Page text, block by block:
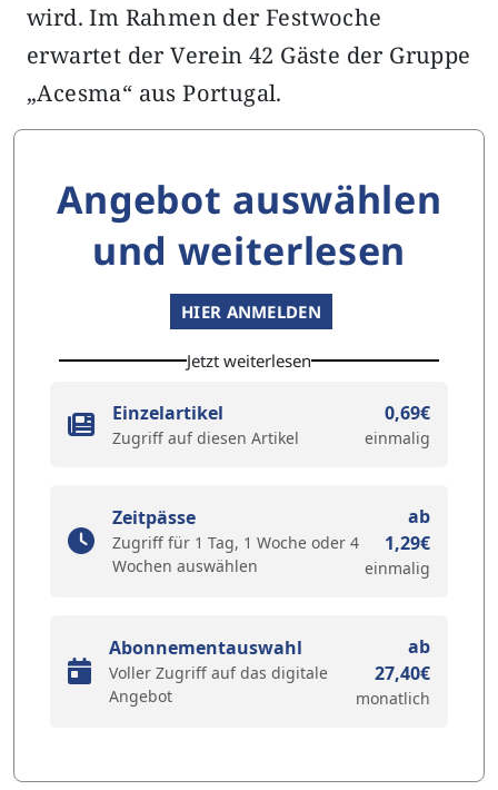
wird. Im Rahmen der Festwoche
erwartet der Verein 42 Gäste der Gruppe
„Acesma“ aus Portugal.
Angebot auswählen
und weiterlesen
HIER ANMELDEN
Jetzt weiterlesen
Einzelartikel
Zugriff auf diesen Artikel
0,69€
einmalig
Zeitpässe
Zugriff für 1 Tag, 1 Woche oder 4
Wochen auswählen
ab
1,29€
einmalig
Abonnementauswahl
Voller Zugriff auf das digitale
Angebot
ab
27,40€
monatlich